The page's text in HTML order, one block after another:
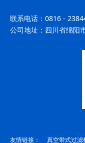
联系电话： 0816 -
公司地址： 四川省绵阳
友情链接： 真空带式过滤